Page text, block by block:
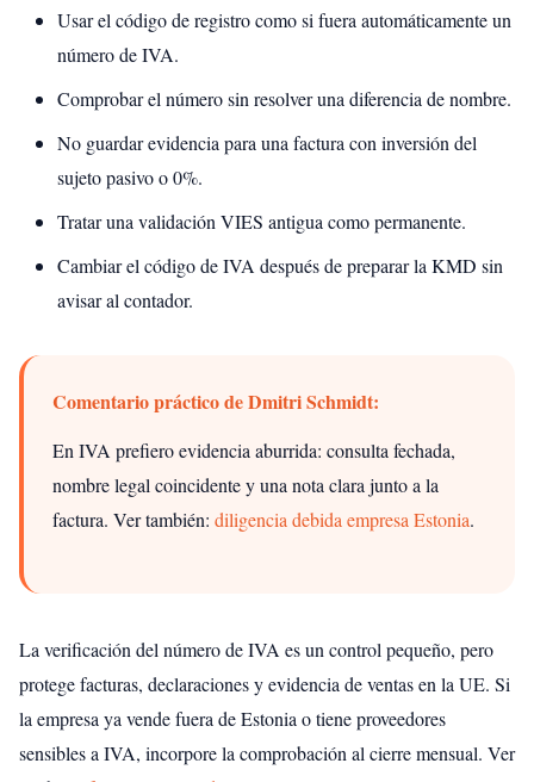
Usar el código de registro como si fuera automáticamente un
número de IVA.
Comprobar el número sin resolver una diferencia de nombre.
No guardar evidencia para una factura con inversión del
sujeto pasivo o 0%.
Tratar una validación VIES antigua como permanente.
Cambiar el código de IVA después de preparar la KMD sin
avisar al contador.
Comentario práctico de Dmitri Schmidt:
En IVA prefiero evidencia aburrida: consulta fechada,
nombre legal coincidente y una nota clara junto a la
factura. Ver también: diligencia debida empresa Estonia.
La verificación del número de IVA es un control pequeño, pero
protege facturas, declaraciones y evidencia de ventas en la UE. Si
la empresa ya vende fuera de Estonia o tiene proveedores
sensibles a IVA, incorpore la comprobación al cierre mensual. Ver